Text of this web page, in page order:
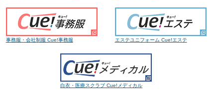
事務服・会社制服 Cue!事務服 エステユニフォーム Cue!エステ
白衣・医療スクラブ Cue!メディカル